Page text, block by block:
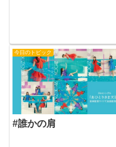
今日のトピック
#誰かの肩